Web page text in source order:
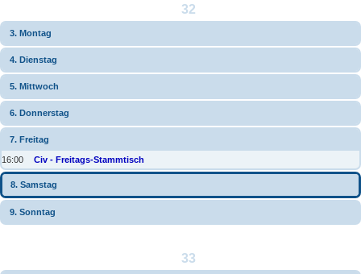
32
3. Montag
4. Dienstag
5. Mittwoch
6. Donnerstag
7. Freitag
16:00 Civ - Freitags-Stammtisch
8. Samstag
9. Sonntag
33